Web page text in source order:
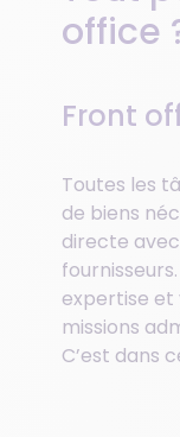
office
Front
Toutes les
de biens
directe
expertise et
missions
C’est dans